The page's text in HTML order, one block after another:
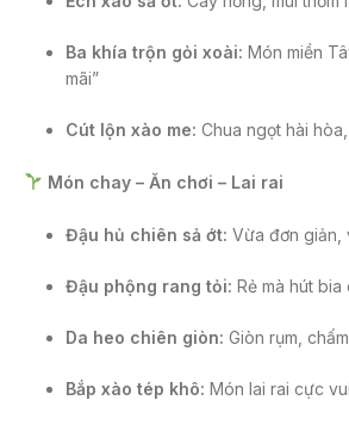
Ba khía trộn gỏi xoài: Món miền
mãi”
Cút lộn xào me: Chua ngọt hài
Món chay – Ăn chơi – Lai rai
Đậu hủ chiên sả ớt: Vừa đơn giản,
Đậu phộng rang tỏi: Rẻ mà hút
Da heo chiên giòn: Giòn rụm,
Bắp xào tép khô: Món lai rai cực